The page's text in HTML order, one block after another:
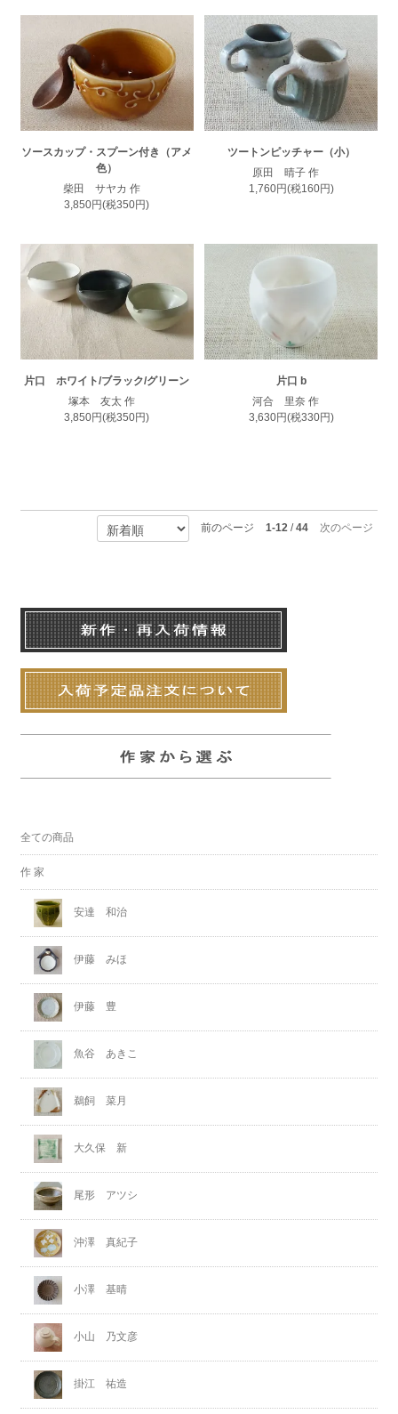
ソースカップ・スプーン付き（アメ
色）
柴田 サヤカ 作
3,850円(税350円)
ツートンピッチャー（小）
原田 晴子 作
1,760円(税160円)
片口 ホワイト/ブラック/グリーン
塚本 友太 作
3,850円(税350円)
片口 b
河合 里奈 作
3,630円(税330円)
前のページ 1-12/44 次のページ
全ての商品
作 家
安達 和治
伊藤 みほ
伊藤 豊
魚谷 あきこ
鵜飼 菜月
大久保 新
尾形 アツシ
沖澤 真紀子
小澤 基晴
小山 乃文彦
掛江 祐造